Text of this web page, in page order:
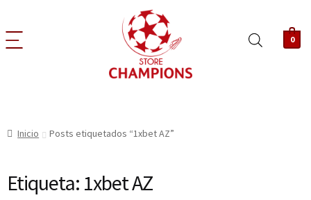
0
Inicio Posts etiquetados “1xbet AZ”
Etiqueta: 1xbet AZ